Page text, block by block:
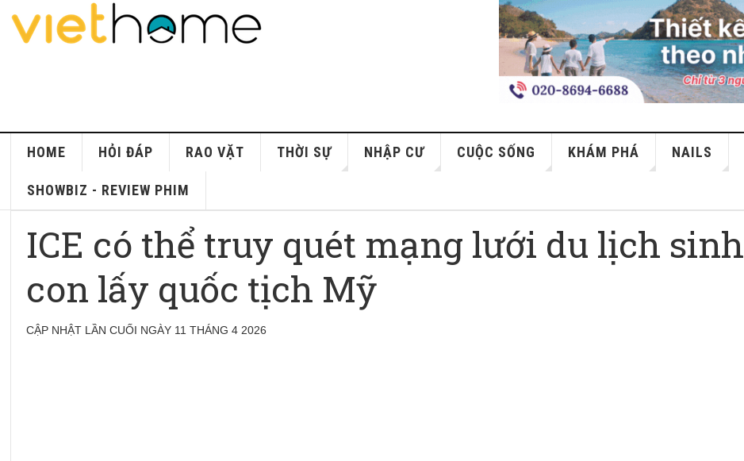
HOME HỎI ĐÁP RAO VẶT THỜI SỰ NHẬP CƯ CUỘC SỐNG KHÁM PHÁ NAILS
SHOWBIZ - REVIEW PHIM
ICE có thể truy quét mạng lưới du lịch sinh
con lấy quốc tịch Mỹ
CẬP NHẬT LẦN CUỐI NGÀY 11 THÁNG 4 2026